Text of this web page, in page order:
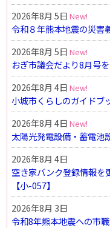
2026年8月 5日
令和８年熊本地震の災害
2026年8月 5日
おぎ市議会だより8月号
2026年8月 4日
小城市くらしのガイドブ
2026年8月 4日
太陽光発電設備・蓄電池
2026年8月 4日
空き家バンク登録情報を
【小-057】
2026年8月 3日
令和8年熊本地震への市